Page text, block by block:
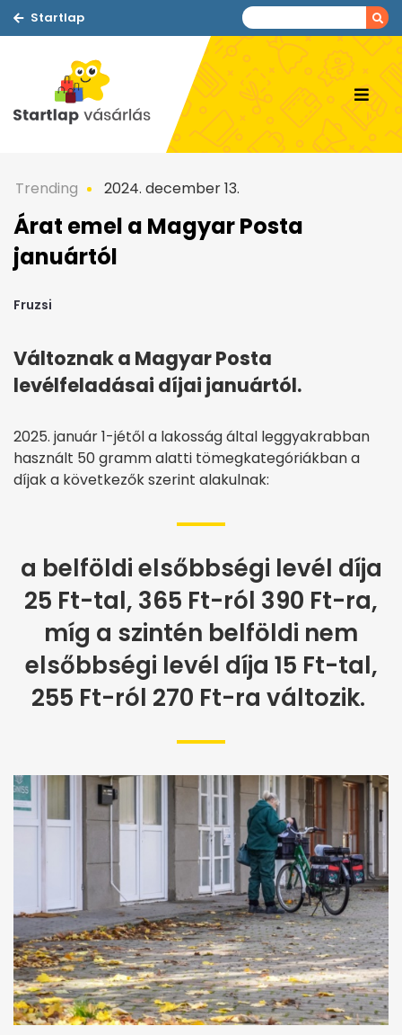
Startlap
Trending 2024. december 13.
Árat emel a Magyar Posta
januártól
Fruzsi
Változnak a Magyar Posta
levélfeladásai díjai januártól.
2025. január 1-jétől a lakosság által leggyakrabban
használt 50 gramm alatti tömegkategóriákban a
díjak a következők szerint alakulnak:
a belföldi elsőbbségi levél díja
25 Ft-tal, 365 Ft-ról 390 Ft-ra,
míg a szintén belföldi nem
elsőbbségi levél díja 15 Ft-tal,
255 Ft-ról 270 Ft-ra változik.